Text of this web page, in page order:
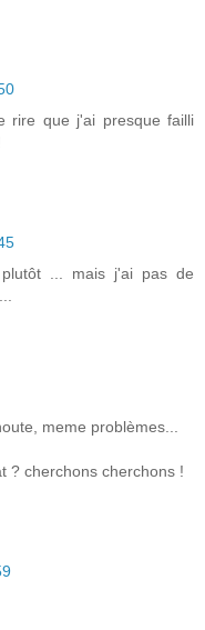
rire que j'ai presque failli
... mais j'ai pas de
meme problèmes...
? cherchons cherchons !